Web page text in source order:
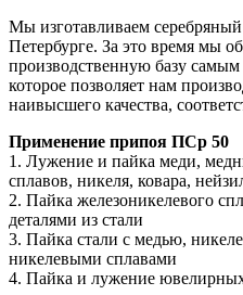
Мы изготавливаем
Петербурге. За это время мы
производственную базу
которое позволяет нам
наивысшего качества,
Применение припоя ПСр 50
1. Лужение и пайка меди,
сплавов, никеля, ковара,
2. Пайка железоникелевого
деталями из стали
3. Пайка стали с медью,
никелевыми сплавами
4. Пайка и лужение